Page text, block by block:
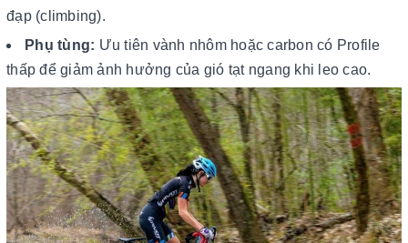
đạp (climbing).
Phụ tùng: Ưu tiên vành nhôm hoặc carbon có Profile
thấp để giảm ảnh hưởng của gió tạt ngang khi leo cao.